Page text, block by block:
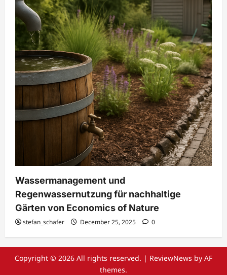
Wassermanagement und
Regenwassernutzung für nachhaltige
Gärten von Economics of Nature
stefan_schafer December 25, 2025 0
Copyright © 2026 All rights reserved. | ReviewNews by AF
themes.